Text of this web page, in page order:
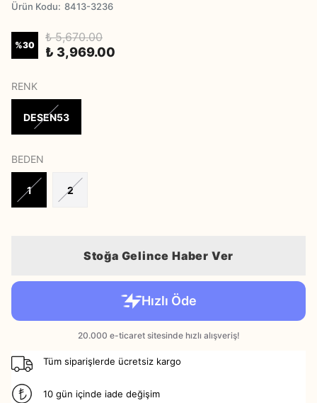
Ürün Kodu: 8413-3236
%30
₺ 5,670.00
₺ 3,969.00
RENK
DESEN53
BEDEN
1 2
Stoğa Gelince Haber Ver
Tüm siparişlerde ücretsiz kargo
10 gün içinde iade değişim